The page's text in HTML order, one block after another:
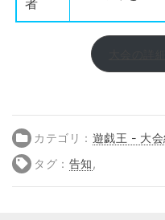
者
カテゴリ： 遊戯王 - 大会
タグ： 告知 ,